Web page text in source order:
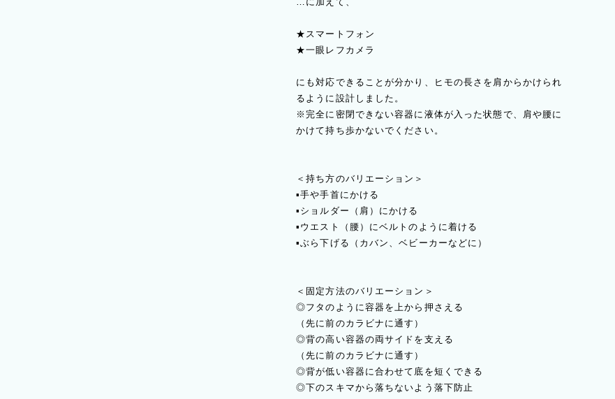
★スマートフォン
★一眼レフカメラ
にも対応できることが分かり、ヒモの長さを肩からかけられ
るように設計しました。
※完全に密閉できない容器に液体が入った状態で、肩や腰に
かけて持ち歩かないでください。
＜持ち方のバリエーション＞
▪️手や手首にかける
▪️ショルダー（肩）にかける
▪️ウエスト（腰）にベルトのように着ける
▪️ぶら下げる（カバン、ベビーカーなどに）
＜固定方法のバリエーション＞
◎フタのように容器を上から押さえる
（先に前のカラビナに通す）
◎背の高い容器の両サイドを支える
（先に前のカラビナに通す）
◎背が低い容器に合わせて底を短くできる
◎下のスキマから落ちないよう落下防止